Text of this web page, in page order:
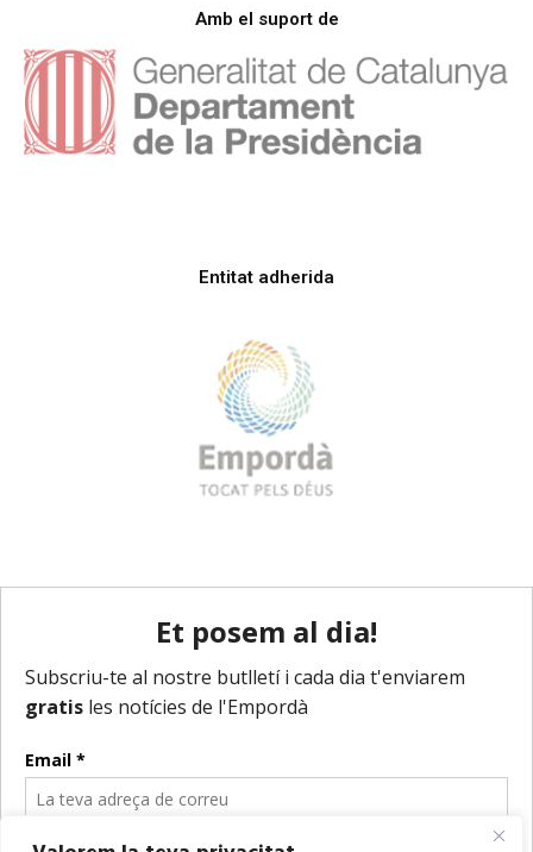
Amb el suport de
Entitat adherida